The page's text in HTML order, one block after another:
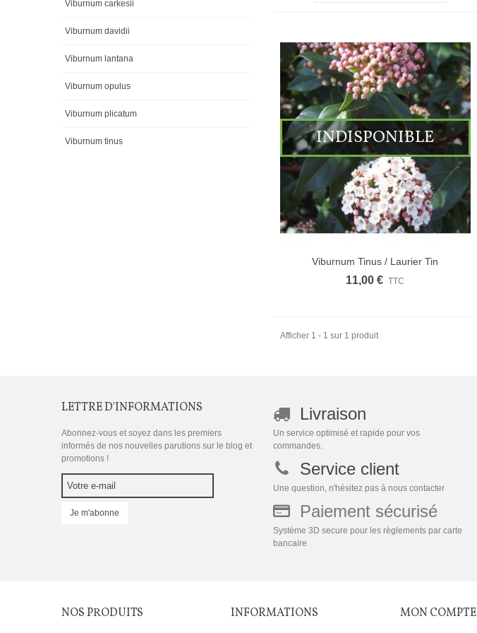
Viburnum carkesii
Viburnum davidii
Viburnum lantana
Viburnum opulus
Viburnum plicatum
Viburnum tinus INDISPONIBLE
Viburnum Tinus / Laurier Tin
11,00 € TTC
Afficher 1 - 1 sur 1 produit
LETTRE D'INFORMATIONS
Abonnez-vous et soyez dans les premiers
informés de nos nouvelles parutions sur le blog et
promotions !
Je m'abonne
Livraison
Un service optimisé et rapide pour vos
commandes.
Service client
Une question, n'hésitez pas à nous contacter
Paiement sécurisé
Système 3D secure pour les règlements par carte
bancaire
NOS PRODUITS INFORMATIONS MON COMPTE